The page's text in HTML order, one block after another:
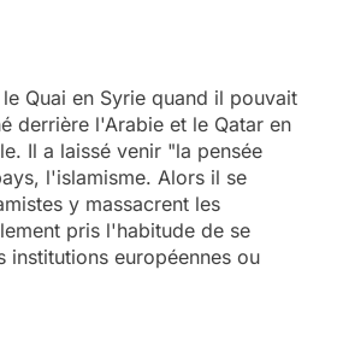
Quai en Syrie quand il pouvait
derrière l'Arabie et le Qatar en
Il a laissé venir "la pensée
l'islamisme. Alors il se
y massacrent les
pris l'habitude de se
institutions européennes ou